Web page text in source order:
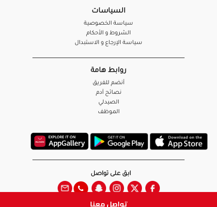
تواصل معنا
السياسات
سياسة الخصوصية
الشروط و الأحكام
سياسة الإرجاع و الاستبدال
روابط هامة
أنضم للفريق
نصائح آدم
الصيدلي
الموظف
ابق على تواصل